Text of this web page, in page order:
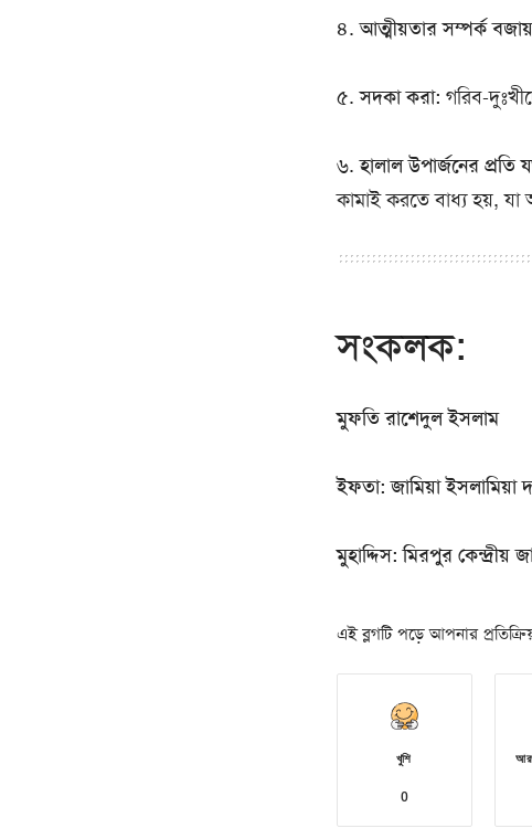
৪.আত্মীয়তার সম্পর্ক
৫.সদকা করা: গরিব-
৬.হালাল উপার্জনের প্রতি
কামাই করতে বাধ্য হয়,
সংকলক:
মুফতি রাশেদুল ইসলাম
ইফতা: জামিয়া
মুহাদ্দিস: মিরপুর কেন্দ্রীয়
এই ব্লগটি পড়ে আপনার
খুশি
0